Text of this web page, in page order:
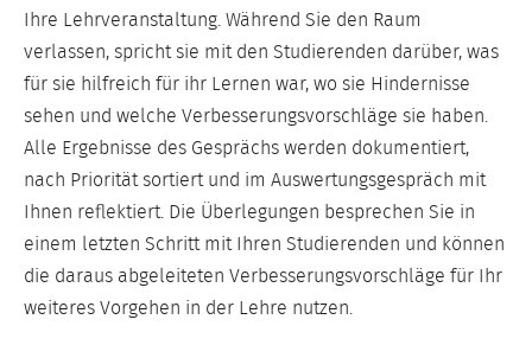
Ihre Lehrveranstaltung. Während Sie den Raum
verlassen, spricht sie mit den Studierenden darüber, was
für sie hilfreich für ihr Lernen war, wo sie Hindernisse
sehen und welche Verbesserungsvorschläge sie haben.
Alle Ergebnisse des Gesprächs werden dokumentiert,
nach Priorität sortiert und im Auswertungsgespräch mit
Ihnen reflektiert. Die Überlegungen besprechen Sie in
einem letzten Schritt mit Ihren Studierenden und können
die daraus abgeleiteten Verbesserungsvorschläge für Ihr
weiteres Vorgehen in der Lehre nutzen.